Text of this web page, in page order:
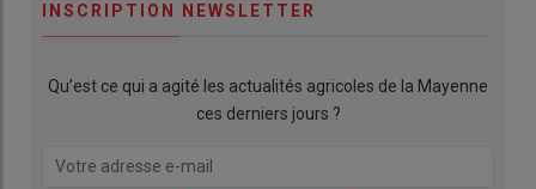
INSCRIPTION NEWSLETTER
Qu’est ce qui a agité les actualités agricoles de la Mayenne
ces derniers jours ?